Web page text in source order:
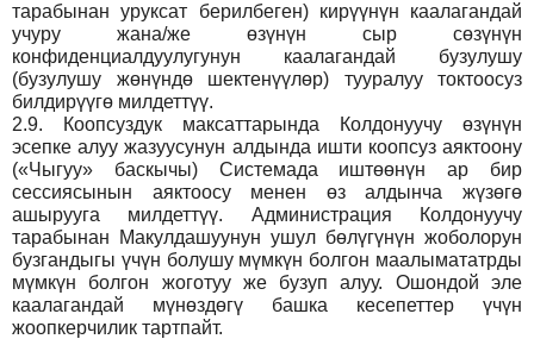
тарабынан уруксат берилбеген) кирүүнүн каалагандай
учуру жана/же өзүнүн сыр сөзүнүн
конфиденциалдуулугунун каалагандай бузулушу
(бузулушу жөнүндө шектенүүлөр) тууралуу токтоосуз
билдирүүгө милдеттүү.
2.9.
Коопсуздук максаттарында Колдонуучу өзүнүн
эсепке алуу жазуусунун алдында ишти коопсуз аяктоону
(«Чыгуу» баскычы) Системада иштөөнүн ар бир
сессиясынын аяктоосу менен өз алдынча жүзөгө
ашырууга милдеттүү. Администрация Колдонуучу
тарабынан Макулдашуунун ушул бөлүгүнүн жоболорун
бузгандыгы үчүн болушу мүмкүн болгон маалымататрды
мүмкүн болгон жоготуу же бузуп алуу. Ошондой эле
каалагандай мүнөздөгү башка кесепеттер үчүн
жоопкерчилик тартпайт.